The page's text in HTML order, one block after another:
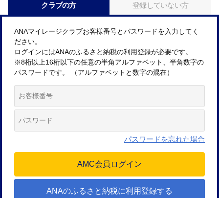
クラブの方
登録していない方
ANAマイレージクラブお客様番号とパスワードを入力してく
ださい。
ログインにはANAのふるさと納税の利用登録が必要です。
※8桁以上16桁以下の任意の半角アルファベット、半角数字の
パスワードです。 （アルファベットと数字の混在）
パスワードを忘れた場合
ANAのふるさと納税に利用登録する